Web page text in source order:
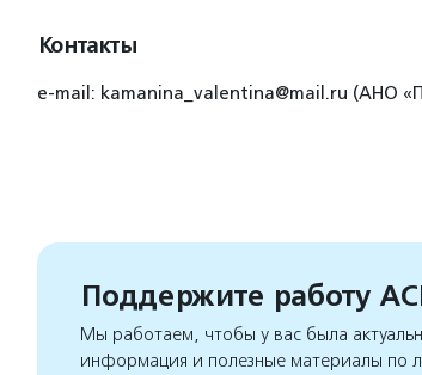
Контакты
e-mail: kamanina_valentina@mail.ru (АНО
Поддержите работу
Мы работаем, чтобы у вас была
информация и полезные материалы по